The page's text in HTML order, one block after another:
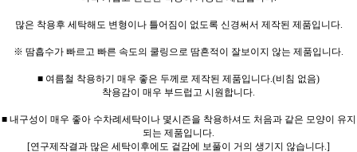
많은 착용후 세탁해도 변형이나 틀어짐이 없도록 신경써서 제작된 제품입니다.
※ 땀흡수가 빠르고 빠른 속도의 쿨링으로 땀흔적이 잘보이지 않는 제품입니다.
■ 여름철 착용하기 매우 좋은 두께로 제작된 제품입니다.(비침 없음)
착용감이 매우 부드럽고 시원합니다.
■ 내구성이 매우 좋아 수차례세탁이나 몇시즌을 착용하셔도 처음과 같은 모양이 유지
되는 제품입니다.
[연구제작결과 많은 세탁이후에도 겉감에 보풀이 거의 생기지 않습니다.]